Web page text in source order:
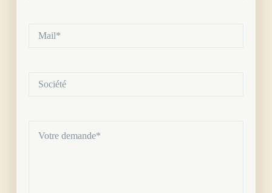
(Nécessaire)
demande(Nécessaire)